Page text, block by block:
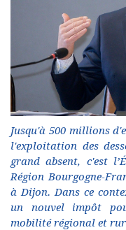
Jusqu'à 500 millions
l'exploitation des
grand absent, c'est
Région Bourgogne-
à Dijon. Dans ce
un nouvel impôt
mobilité régional et